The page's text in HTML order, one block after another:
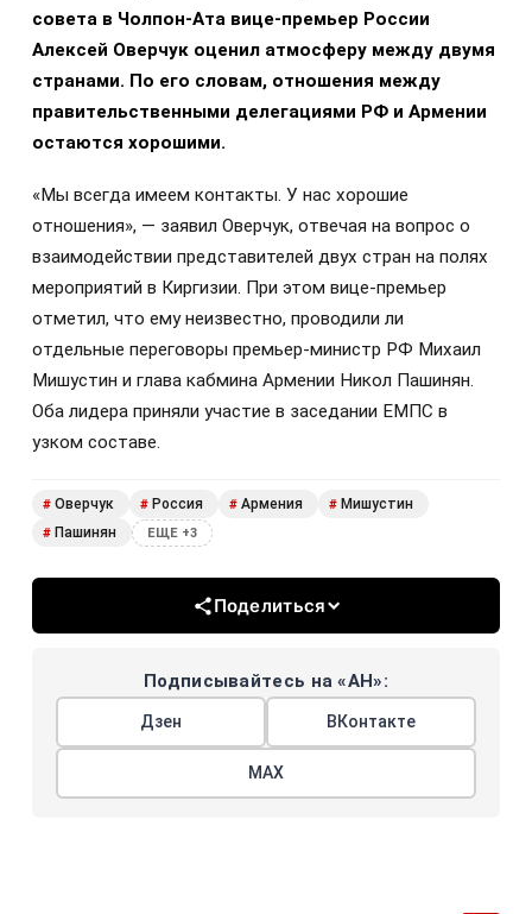
совета в Чолпон-Ата вице-премьер России
Алексей Оверчук оценил атмосферу между двумя
странами. По его словам, отношения между
правительственными делегациями РФ и Армении
остаются хорошими.
«Мы всегда имеем контакты. У нас хорошие
отношения», — заявил Оверчук, отвечая на вопрос о
взаимодействии представителей двух стран на полях
мероприятий в Киргизии. При этом вице-премьер
отметил, что ему неизвестно, проводили ли
отдельные переговоры премьер-министр РФ Михаил
Мишустин и глава кабмина Армении Никол Пашинян.
Оба лидера приняли участие в заседании ЕМПС в
узком составе.
# Оверчук # Россия # Армения # Мишустин
# Пашинян ЕЩЕ +3
Поделиться
Подписывайтесь на «АН»:
Дзен ВКонтакте
МАХ